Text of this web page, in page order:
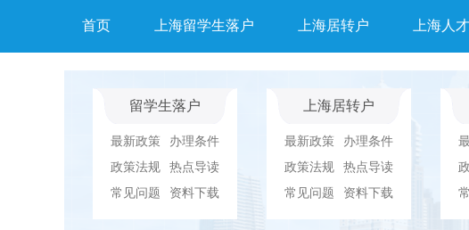
首页 上海留学生落户 上海居转户 上海人
留学生落户
最新政策
办理条件
政策法规
热点导读
常见问题
资料下载
上海居转户
最新政策
办理条件
政策法规
热点导读
常见问题
资料下载